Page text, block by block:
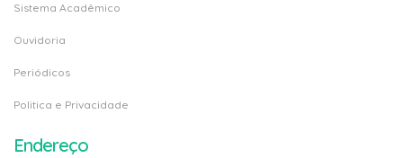
Sistema Acadêmico
Ouvidoria
Periódicos
Politica e Privacidade
Endereço